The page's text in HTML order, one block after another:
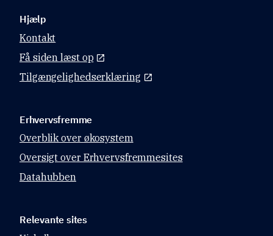
Hjælp
Kontakt
Få siden læst op
Tilgængelighedserklæring
Erhvervsfremme
Overblik over økosystem
Oversigt over Erhvervsfremmesites
Datahubben
Relevante sites